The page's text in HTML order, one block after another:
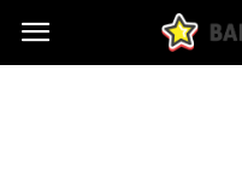
badgersnest.pl